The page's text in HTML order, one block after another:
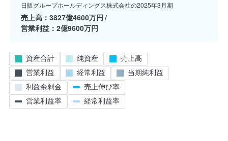
日販グループホールディングス株式会社の2025年3月期
売上高
3827億4600万円
営業利益
2億9600万円
資産合計 純資産
売上高
営業利益
経常利益
当期純利益
利益余剰金
売上伸び率
営業利益率
経常利益率